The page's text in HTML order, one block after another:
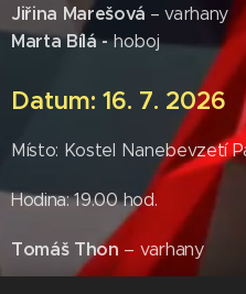
Jiřina Marešová – varhany
Marta Bílá -hoboj
Datum: 16. 7. 2026
Místo: Kostel Nanebevzetí
Hodina: 19.00 hod.
Tomáš Thon – varhany